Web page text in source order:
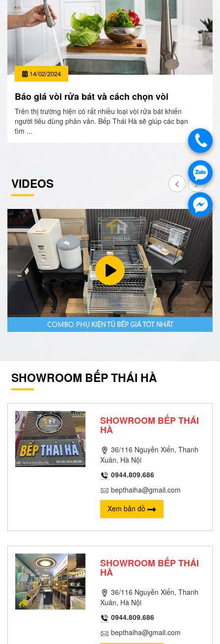
14/02/2024
Báo giá vòi rửa bát và cách chọn vòi
Trên thị trường hiện có rất nhiều loại vòi rửa bát khiến
người tiêu dùng phân vân. Bếp Thái Hà sẽ giúp các bạn
tìm ...
VIDEOS
SHOWROOM BẾP THÁI HÀ
SHOWROOM BẾP THÁI
HÀ
36/116 Nguyễn Xiển, Thanh
Xuân, Hà Nội
0944.809.686
bepthaiha@gmail.com
Xem bản đồ
SHOWROOM BẾP THÁI
HÀ
36/116 Nguyễn Xiển, Thanh
Xuân, Hà Nội
0944.809.686
bepthaiha@gmail.com